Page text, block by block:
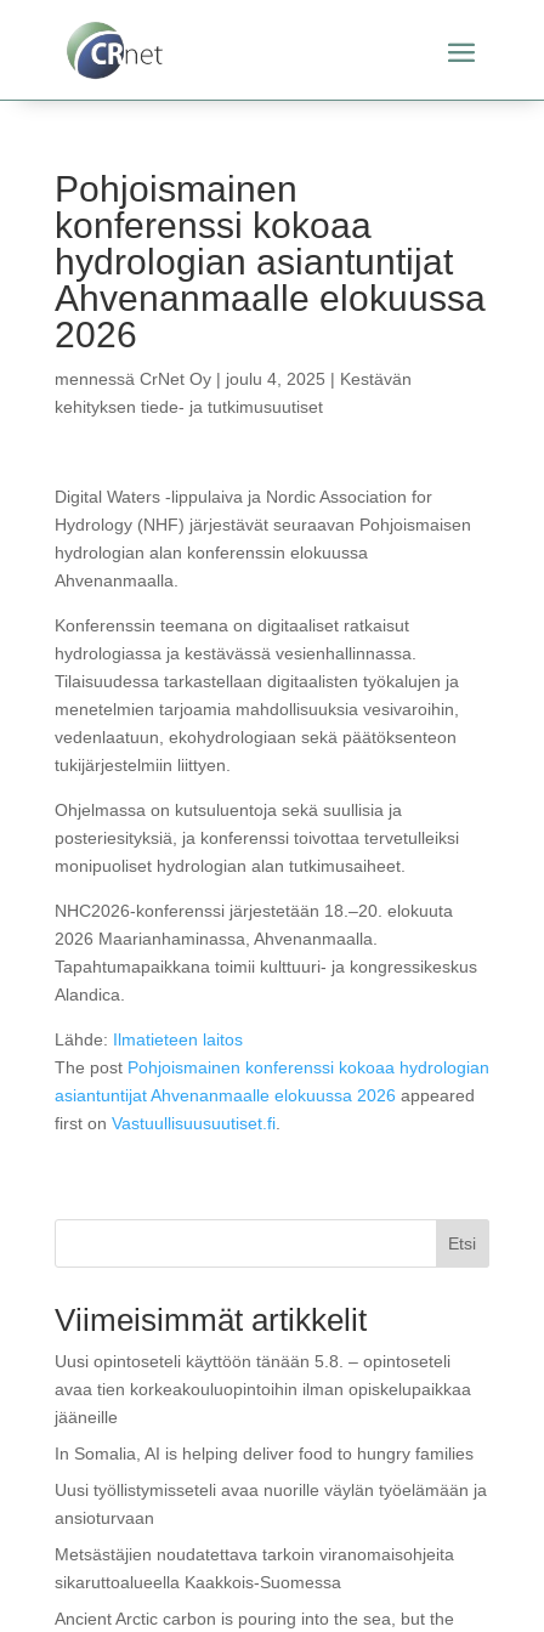
Pohjoismainen
konferenssi kokoaa
hydrologian asiantuntijat
Ahvenanmaalle elokuussa
2026
mennessä CrNet Oy| joulu 4, 2025 | Kestävän
kehityksen tiede- ja tutkimusuutiset
Digital Waters -lippulaiva ja Nordic Association for
Hydrology (NHF) järjestävät seuraavan Pohjoismaisen
hydrologian alan konferenssin elokuussa
Ahvenanmaalla.
Konferenssin teemana on digitaaliset ratkaisut
hydrologiassa ja kestävässä vesienhallinnassa.
Tilaisuudessa tarkastellaan digitaalisten työkalujen ja
menetelmien tarjoamia mahdollisuuksia vesivaroihin,
vedenlaatuun, ekohydrologiaan sekä päätöksenteon
tukijärjestelmiin liittyen.
Ohjelmassa on kutsuluentoja sekä suullisia ja
posteriesityksiä, ja konferenssi toivottaa tervetulleiksi
monipuoliset hydrologian alan tutkimusaiheet.
NHC2026-konferenssi järjestetään 18.–20. elokuuta
2026 Maarianhaminassa, Ahvenanmaalla.
Tapahtumapaikkana toimii kulttuuri- ja kongressikeskus
Alandica.
Lähde: Ilmatieteen laitos
The post Pohjoismainen konferenssi kokoaa hydrologian
asiantuntijat Ahvenanmaalle elokuussa 2026 appeared
first on Vastuullisuusuutiset.fi.
Etsi
Viimeisimmät artikkelit
Uusi opintoseteli käyttöön tänään 5.8. – opintoseteli
avaa tien korkeakouluopintoihin ilman opiskelupaikkaa
jääneille
In Somalia, AI is helping deliver food to hungry families
Uusi työllistymisseteli avaa nuorille väylän työelämään ja
ansioturvaan
Metsästäjien noudatettava tarkoin viranomaisohjeita
sikaruttoalueella Kaakkois-Suomessa
Ancient Arctic carbon is pouring into the sea, but the